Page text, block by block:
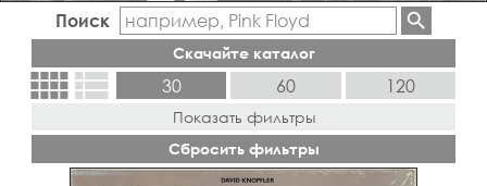
Поиск
Скачайте каталог
view_comfyview_list 30 60 120
Показать фильтры
Сбросить фильтры